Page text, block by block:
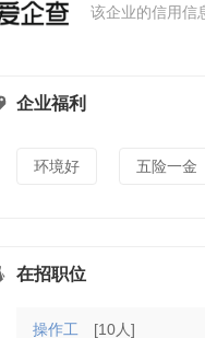
该企业的信用信
企业福利
环境好 五险一金
在招职位
操作工 [10人]